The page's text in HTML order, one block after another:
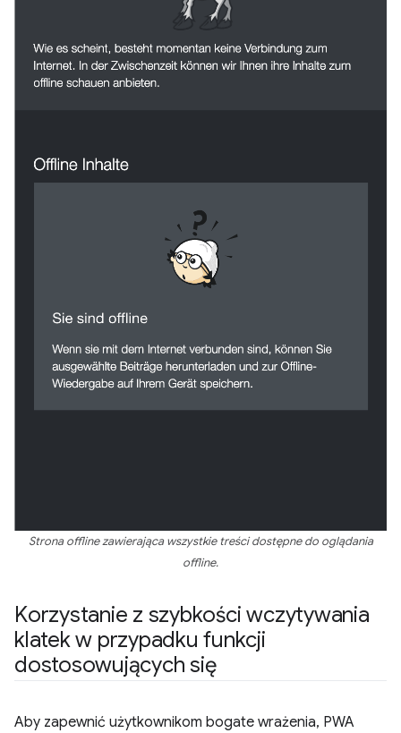
Strona offline zawierająca wszystkie treści dostępne do oglądania
offline.
Korzystanie z szybkości wczytywania
klatek w przypadku funkcji
dostosowujących się
Aby zapewnić użytkownikom bogate wrażenia, PWA